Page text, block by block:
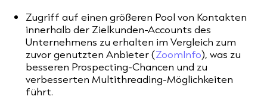
Zugriff auf einen größeren Pool von Kontakten
innerhalb der Zielkunden-Accounts des
Unternehmens zu erhalten im Vergleich zum
zuvor genutzten Anbieter (ZoomInfo), was zu
besseren Prospecting-Chancen und zu
verbesserten Multithreading-Möglichkeiten
führt.